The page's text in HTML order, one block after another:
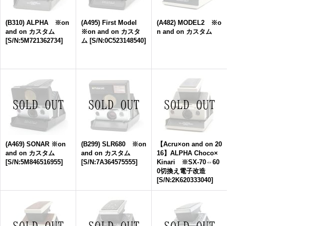
(B310) ALPHA ※on
and on カスタム
[S/N:5M721362734]
(A495) First Model
※on and on カスタ
ム [S/N:0C523148540]
(A482) MODEL2 ※o
n and on カスタム
(A469) SONAR ※on
and on カスタム
[S/N:5M846516955]
(B299) SLR680 ※on
and on カスタム
[S/N:7A364575555]
【Acru×on and on 20
16】ALPHA Choco×
Kinari ※SX-70⇔60
0切換え電子改造
[S/N:2K620333040]